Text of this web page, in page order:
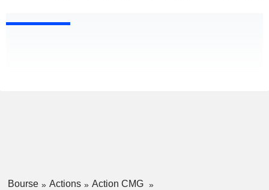
Bourse Actions
Action CMG